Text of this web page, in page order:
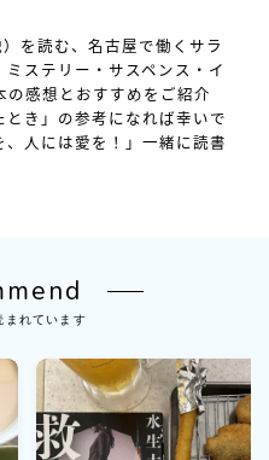
を読む、名古屋で働くサラ
ステリー・サスペンス・イ
の感想とおすすめをご紹介
とき」の参考になれば幸いで
人には愛を！」一緒に読書
まれています